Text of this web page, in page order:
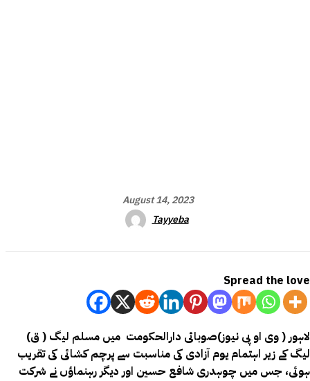
August 14, 2023
Tayyeba
Spread the love
لاہور ( وی او پی نیوز)صوبائی دارالحکومت میں مسلم لیگ ( ق)
لیگ کے زیر اہتمام یوم آزادی کی مناسبت سے پرچم کشائی کی تقریب
ہوئی، جس میں چوہدری شافع حسین اور دیگر رہنماؤں نے شرکت